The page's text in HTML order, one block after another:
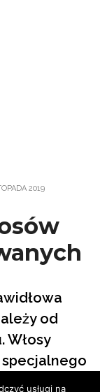
2019
od
Włosy
usługi na